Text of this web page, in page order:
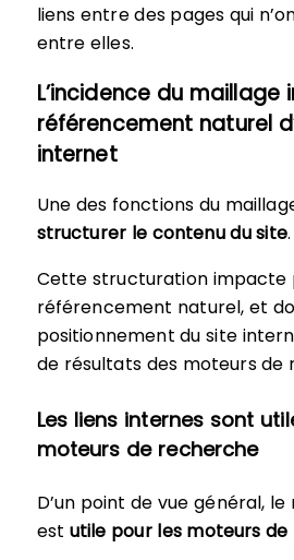
liens entre des pages qui
entre elles.
L’incidence du maillage
référencement naturel
internet
Une des fonctions du
structurer le contenu du site.
Cette structuration impacte
référencement naturel, et
positionnement du site
de résultats des moteurs de
Les liens internes sont
moteurs de recherche
D’un point de vue général,
est utile pour les moteurs